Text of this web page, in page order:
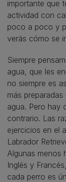
importante que
actividad con
poco a poco y
verás cómo se
Siempre
agua, que les
no siempre es
más
agua. Pero hay
contrario. Las
ejercicios en el
Labrador
Algunas menos
Inglés y
cada perro es